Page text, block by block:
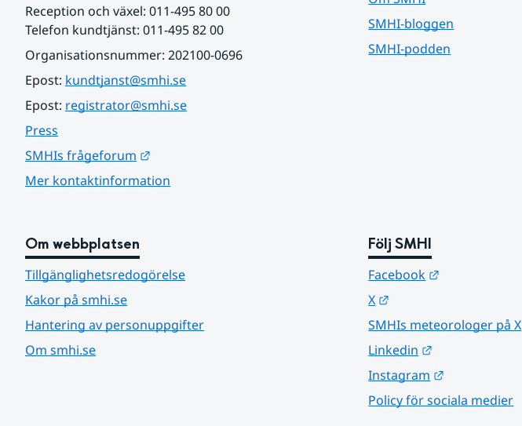
Reception och växel: 011-495 80 00
Telefon kundtjänst: 011-495 82 00
Organisationsnummer: 202100-0696
Epost: kundtjanst@smhi.se
Epost: registrator@smhi.se
Press
SMHIs frågeforum
Mer kontaktinformation
SMHI-bloggen
SMHI-podden
Om webbplatsen
Tillgänglighetsredogörelse
Kakor på smhi.se
Hantering av personuppgifter
Om smhi.se
Följ SMHI
Facebook
X
SMHIs meteorologer på X
Linkedin
Instagram
Policy för sociala medier